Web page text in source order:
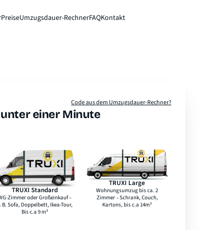
PreiseUmzugsdauer-RechnerFAQKontakt
einer Minute
Code aus dem Umzugsdauer-Rechner?
TRUXI Standard
Laderaumlänge
3,1 m
Laderaumbreite
1,5 m
Laderaumhöhe
TRUXI Large
Laderaumlänge
4,1 m
Laderaumbreite
1,5 m
Laderaumhöhe
1,8 m